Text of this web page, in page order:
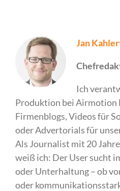
Jan
Ich
Produktion bei Airmotion
Firmenblogs, Videos für
oder Advertorials für
Als Journalist mit 20
weiß ich: Der User sucht
oder Unterhaltung – ob
oder